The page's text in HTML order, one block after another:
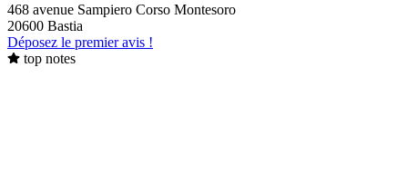
468 avenue Sampiero Corso Montesoro
20600 Bastia
Déposez le premier avis !
top notes